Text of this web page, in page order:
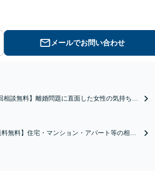
メールでお問い合わせ
相談無料】離婚問題に直面した女性の気持ちに
します【夜間・休日面談可】
料無料】住宅・マンション・アパート等の相続